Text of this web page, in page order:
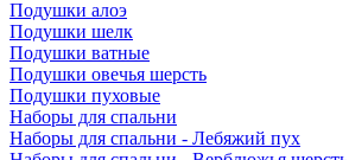
Подушки алоэ
Подушки шелк
Подушки ватные
Подушки овечья шерсть
Подушки пуховые
Наборы для спальни
Наборы для спальни - Лебяжий пух